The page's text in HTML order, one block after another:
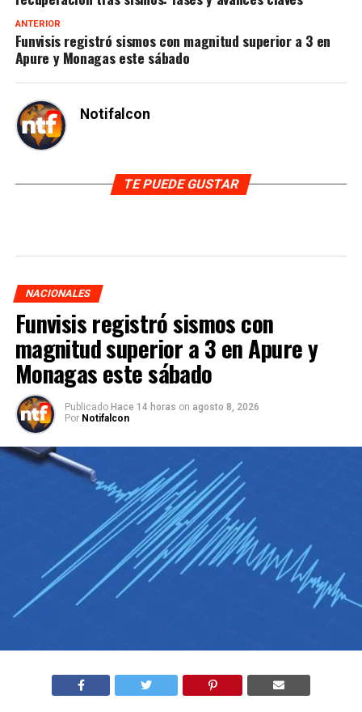
ANTERIOR
Funvisis registró sismos con magnitud superior a 3 en
Apure y Monagas este sábado
Notifalcon
TE PUEDE GUSTAR
NACIONALES
Funvisis registró sismos con
magnitud superior a 3 en Apure y
Monagas este sábado
Publicado Hace 14 horas on agosto 8, 2026
Por Notifalcon